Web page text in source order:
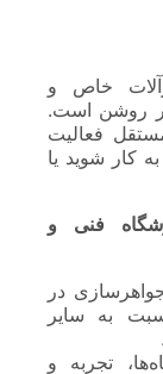
خاص و
روشن است.
فعالیت
کار شوید یا
فنی و
در
به سایر
تجربه و